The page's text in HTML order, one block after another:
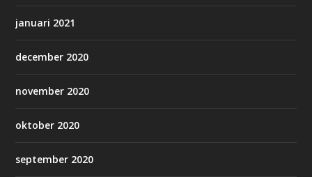
januari 2021
december 2020
november 2020
oktober 2020
september 2020